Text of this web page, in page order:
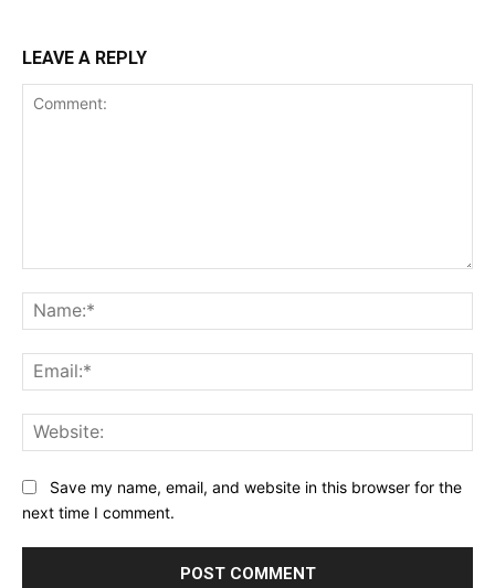
LEAVE A REPLY
Save my name, email, and website in this browser for the
next time I comment.